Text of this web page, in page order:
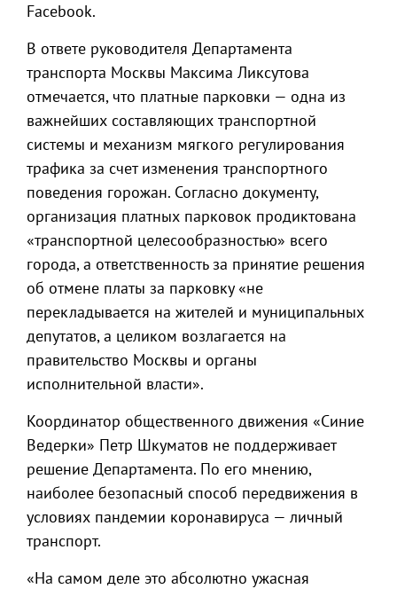
Facebook.
В ответе руководителя Департамента
транспорта Москвы Максима Ликсутова
отмечается, что платные парковки — одна из
важнейших составляющих транспортной
системы и механизм мягкого регулирования
трафика за счет изменения транспортного
поведения горожан. Согласно документу,
организация платных парковок продиктована
«транспортной целесообразностью» всего
города, а ответственность за принятие решения
об отмене платы за парковку «не
перекладывается на жителей и муниципальных
депутатов, а целиком возлагается на
правительство Москвы и органы
исполнительной власти».
Координатор общественного движения «Синие
Ведерки» Петр Шкуматов не поддерживает
решение Департамента. По его мнению,
наиболее безопасный способ передвижения в
условиях пандемии коронавируса — личный
транспорт.
«На самом деле это абсолютно ужасная